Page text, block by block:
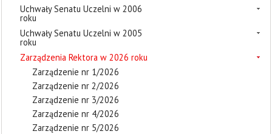
Uchwały Senatu Uczelni w 2006
roku
Uchwały Senatu Uczelni w 2005
roku
Zarządzenia Rektora w 2026 roku
Zarządzenie nr 1/2026
Zarządzenie nr 2/2026
Zarządzenie nr 3/2026
Zarządzenie nr 4/2026
Zarządzenie nr 5/2026